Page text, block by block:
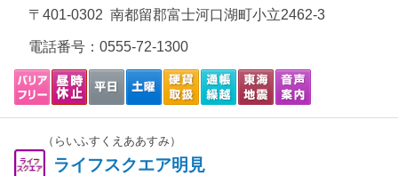
〒401-0302 南都留郡富士河口湖町小立2462-3
電話番号： 0555-72-1300
（らいふすくえああすみ）
ライフスクエア明見